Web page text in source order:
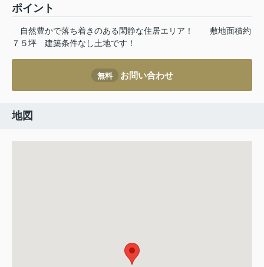
ポイント
自然豊かで落ち着きのある閑静な住居エリア！
敷地面積約
７５坪
建築条件なし土地です！
無料 お問い合わせ
地図